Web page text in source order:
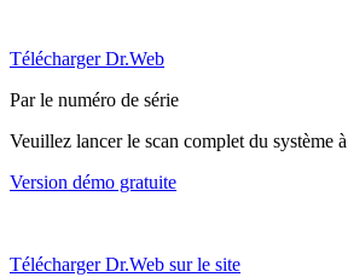
Télécharger Dr.Web
Par le numéro de série
Veuillez lancer le scan complet du système
Version démo gratuite
Télécharger Dr.Web sur le site